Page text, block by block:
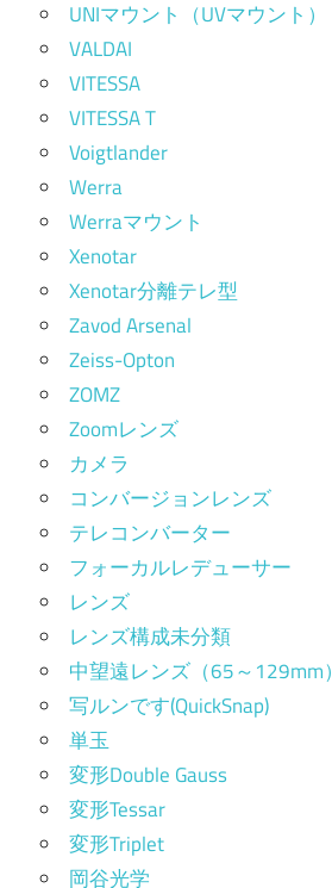
UNIマウント（UVマウント）
VALDAI
VITESSA
VITESSA T
Voigtlander
Werra
Werraマウント
Xenotar
Xenotar分離テレ型
Zavod Arsenal
Zeiss-Opton
ZOMZ
Zoomレンズ
カメラ
コンバージョンレンズ
テレコンバーター
フォーカルレデューサー
レンズ
レンズ構成未分類
中望遠レンズ（65～129mm）
写ルンです(QuickSnap)
単玉
変形Double Gauss
変形Tessar
変形Triplet
岡谷光学